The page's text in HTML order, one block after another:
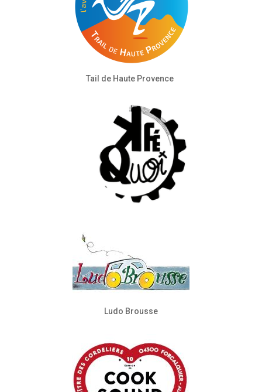
Tail de Haute Provence
Ludo Brousse